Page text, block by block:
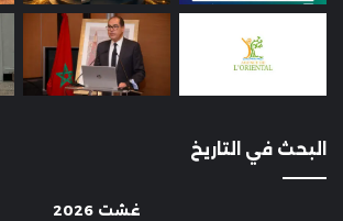
البحث في التاريخ
غشت 2026